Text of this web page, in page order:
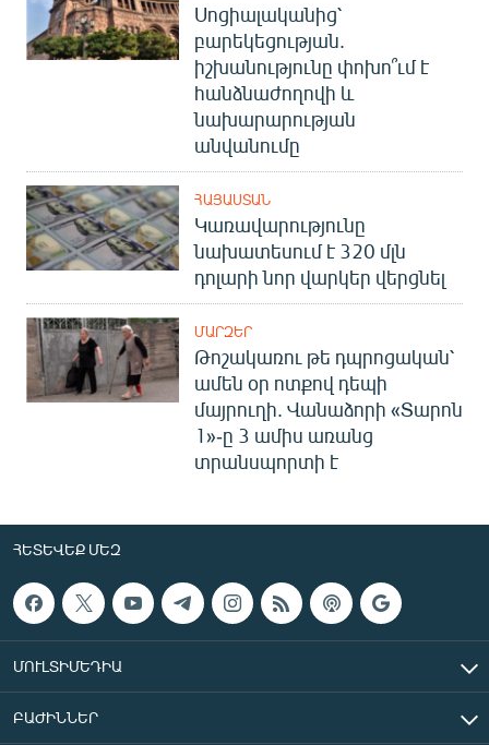
Սոցիալականից՝
բարեկեցության.
իշխանությունը փոխո՞ւմ է
հանձնաժողովի և
նախարարության
անվանումը
ՀԱՅԱՍՏԱՆ
Կառավարությունը
նախատեսում է 320 մլն
դոլարի նոր վարկեր վերցնել
ՄԱՐԶԵՐ
Թոշակառու թե դպրոցական՝
ամեն օր ոտքով դեպի
մայրուղի. Վանաձորի «Տարոն
1»-ը 3 ամիս առանց
տրանսպորտի է
ՀԵՏԵՎԵՔ ՄԵԶ
ՄՈՒԼՏԻՄԵԴԻԱ
ԲԱԺԻՆՆԵՐ